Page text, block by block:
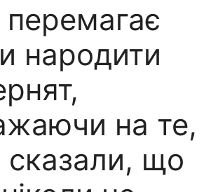
народити
на те,
сказали, що